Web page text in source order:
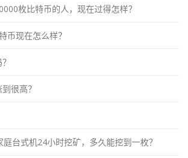
枚比特币的人，现在过得怎样？
币现在怎么样？
很高？
台式机24小时挖矿，多久能挖到一枚？